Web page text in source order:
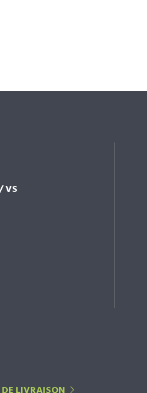
VS